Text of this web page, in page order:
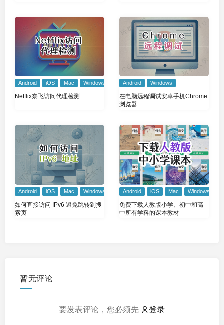
Android iOS Mac Windows
Netflix奈飞访问代理检测
Android Windows
在电脑远程调试安卓手机Chrome
浏览器
Android iOS Mac Windows
如何直接访问 IPv6 避免跳转到搜
索页
Android iOS Mac Windows
免费下载人教版小学、初中和高
中所有学科的课本教材
暂无评论
要发表评论，您必须先 登录